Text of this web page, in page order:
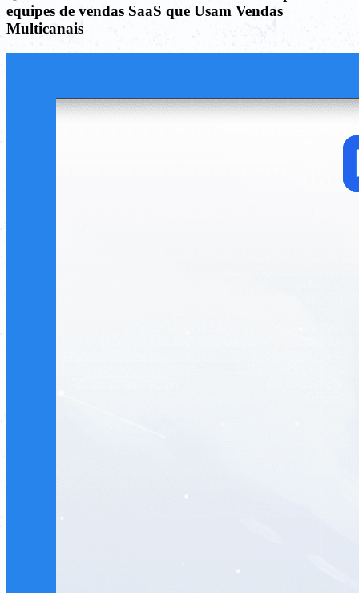
equipes de vendas SaaS que Usam Vendas
Multicanais